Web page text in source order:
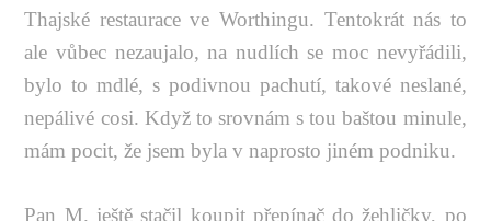
Thajské restaurace ve Worthingu. Tentokrát nás to
ale vůbec nezaujalo, na nudlích se moc nevyřádili,
bylo to mdlé, s podivnou pachutí, takové neslané,
nepálivé cosi. Když to srovnám s tou baštou minule,
mám pocit, že jsem byla v naprosto jiném podniku.
Pan M. ještě stačil koupit přepínač do žehličky, po